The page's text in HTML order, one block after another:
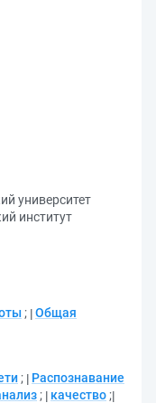
университет
институт
; Общая
;
Распознавание
; качество ;